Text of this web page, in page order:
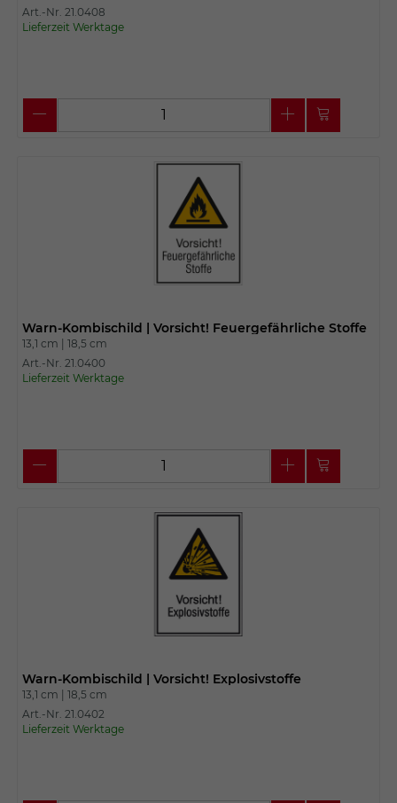
Art.-Nr. 21.0408
Lieferzeit Werktage
Warn-Kombischild | Vorsicht! Feuergefährliche Stoffe
13,1 cm | 18,5 cm
Art.-Nr. 21.0400
Lieferzeit Werktage
Warn-Kombischild | Vorsicht! Explosivstoffe
13,1 cm | 18,5 cm
Art.-Nr. 21.0402
Lieferzeit Werktage